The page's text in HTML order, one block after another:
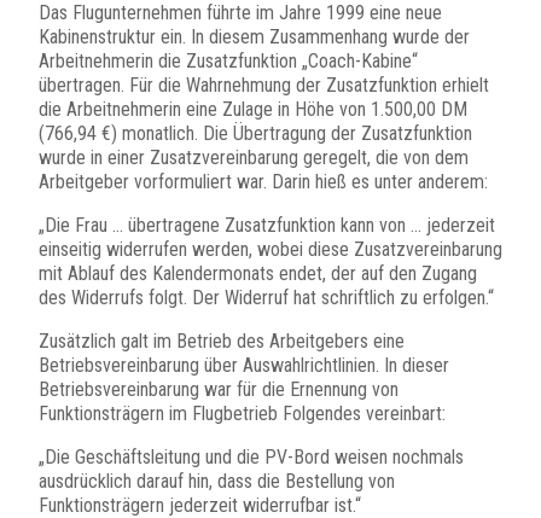
Das Flugunternehmen führte im Jahre 1999 eine neue
Kabinenstruktur ein. In diesem Zusammenhang wurde der
Arbeitnehmerin die Zusatzfunktion „Coach-Kabine“
übertragen. Für die Wahrnehmung der Zusatzfunktion erhielt
die Arbeitnehmerin eine Zulage in Höhe von 1.500,00 DM
(766,94 €) monatlich. Die Übertragung der Zusatzfunktion
wurde in einer Zusatzvereinbarung geregelt, die von dem
Arbeitgeber vorformuliert war. Darin hieß es unter anderem:
„Die Frau … übertragene Zusatzfunktion kann von … jederzeit
einseitig widerrufen werden, wobei diese Zusatzvereinbarung
mit Ablauf des Kalendermonats endet, der auf den Zugang
des Widerrufs folgt. Der Widerruf hat schriftlich zu erfolgen.“
Zusätzlich galt im Betrieb des Arbeitgebers eine
Betriebsvereinbarung über Auswahlrichtlinien. In dieser
Betriebsvereinbarung war für die Ernennung von
Funktionsträgern im Flugbetrieb Folgendes vereinbart:
„Die Geschäftsleitung und die PV-Bord weisen nochmals
ausdrücklich darauf hin, dass die Bestellung von
Funktionsträgern jederzeit widerrufbar ist.“